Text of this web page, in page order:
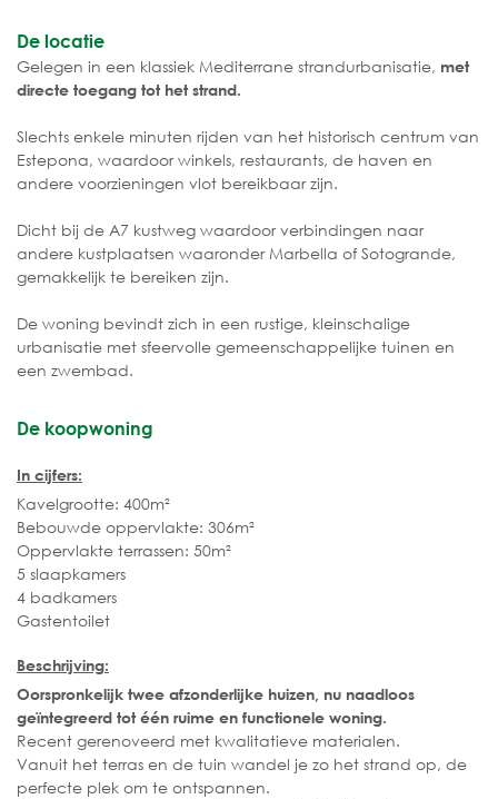
De locatie
Gelegen in een klassiek Mediterrane strandurbanisatie, met
directe toegang tot het strand.
Slechts enkele minuten rijden van het historisch centrum van
Estepona, waardoor winkels, restaurants, de haven en
andere voorzieningen vlot bereikbaar zijn.
Dicht bij de A7 kustweg waardoor verbindingen naar
andere kustplaatsen waaronder Marbella of Sotogrande,
gemakkelijk te bereiken zijn.
De woning bevindt zich in een rustige, kleinschalige
urbanisatie met sfeervolle gemeenschappelijke tuinen en
een zwembad.
De koopwoning
In cijfers:
Kavelgrootte: 400m²
Bebouwde oppervlakte: 306m²
Oppervlakte terrassen: 50m²
5 slaapkamers
4 badkamers
Gastentoilet
Beschrijving:
Oorspronkelijk twee afzonderlijke huizen, nu naadloos
geïntegreerd tot één ruime en functionele woning.
Recent gerenoveerd met kwalitatieve materialen.
Vanuit het terras en de tuin wandel je zo het strand op, de
perfecte plek om te ontspannen.